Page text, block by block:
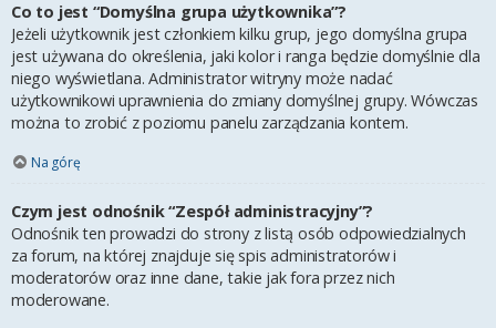
Co to jest “Domyślna grupa użytkownika”?
Jeżeli użytkownik jest członkiem kilku grup, jego domyślna grupa
jest używana do określenia, jaki kolor i ranga będzie domyślnie dla
niego wyświetlana. Administrator witryny może nadać
użytkownikowi uprawnienia do zmiany domyślnej grupy. Wówczas
można to zrobić z poziomu panelu zarządzania kontem.
Na górę
Czym jest odnośnik “Zespół administracyjny”?
Odnośnik ten prowadzi do strony z listą osób odpowiedzialnych
za forum, na której znajduje się spis administratorów i
moderatorów oraz inne dane, takie jak fora przez nich
moderowane.